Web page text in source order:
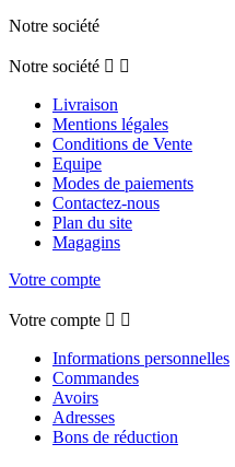
Notre société
Notre société  
Livraison
Mentions légales
Conditions de Vente
Equipe
Modes de paiements
Contactez-nous
Plan du site
Magagins
Votre compte
Votre compte  
Informations personnelles
Commandes
Avoirs
Adresses
Bons de réduction